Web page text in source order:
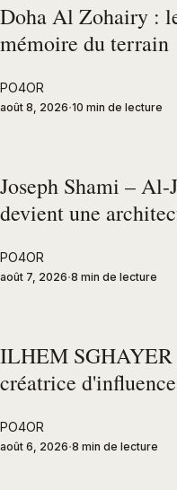
Doha Al Zohairy :
mémoire du terrain
PO4OR
août 8, 2026 10 min de lecture
Joseph Shami –
devient une
PO4OR
août 7, 2026 8 min de lecture
ILHEM
créatrice d'influence
PO4OR
août 6, 2026 8 min de lecture